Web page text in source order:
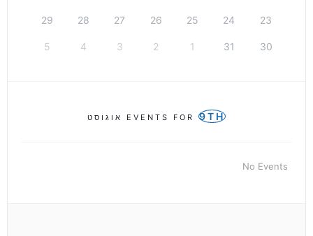
23
24
25
26
27
28
29
30
31
1
2
3
4
5
EVENTS FOR 9TH אוגוסט
No Events